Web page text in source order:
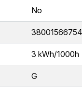
No
3 kWh/1000h
G